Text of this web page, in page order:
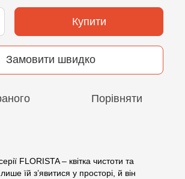
Купити
Замовити швидко
Порівняти
FLORISTA – квітка чистоти та
їй з’явитися у просторі, й він